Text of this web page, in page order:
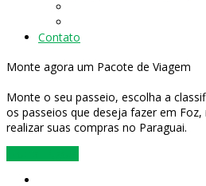
Contato
Monte agora um Pacote de Viagem
Monte o seu passeio, escolha a
os passeios que deseja fazer em
realizar suas compras no Paraguai.